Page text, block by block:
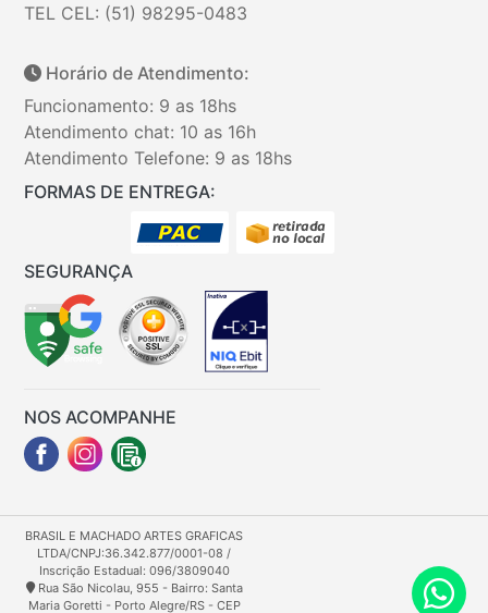
TEL CEL: (51) 98295-0483
Horário de Atendimento:
Funcionamento: 9 as 18hs
Atendimento chat: 10 as 16h
Atendimento Telefone: 9 as 18hs
FORMAS DE ENTREGA:
SEGURANÇA
NOS ACOMPANHE
BRASIL E MACHADO ARTES GRAFICAS
LTDA/CNPJ:36.342.877/0001-08 /
Inscrição Estadual: 096/3809040
Rua São Nicolau, 955 - Bairro: Santa
Maria Goretti - Porto Alegre/RS - CEP